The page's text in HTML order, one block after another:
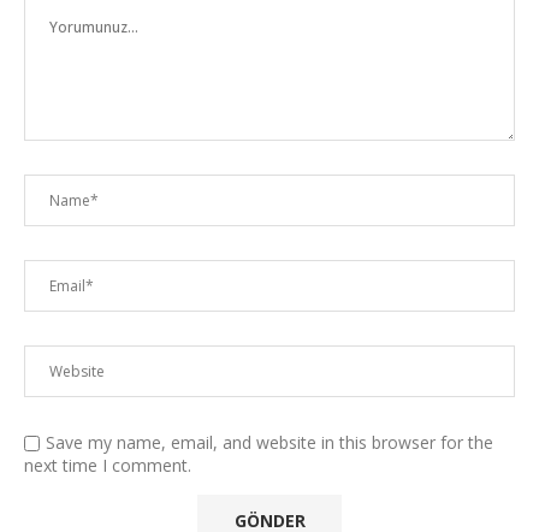
Save my name, email, and website in this browser for the
next time I comment.